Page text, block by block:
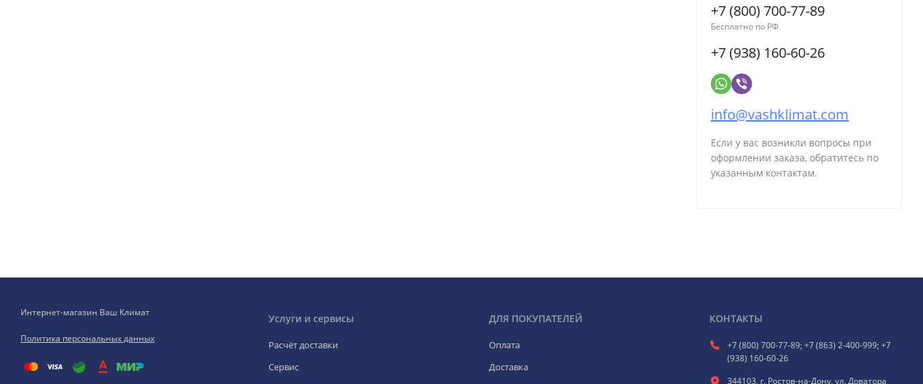
+7 (800) 700-77-89
Бесплатно по РФ
+7 (938) 160-60-26
info@vashklimat.com
Если у вас возникли вопросы при
оформлении заказа, обратитесь по
указанным контактам.
Интернет-магазин Ваш Климат
Политика персональных данных
Услуги и сервисы
Расчёт доставки
Сервис
ДЛЯ ПОКУПАТЕЛЕЙ
Оплата
Доставка
КОНТАКТЫ
+7 (800) 700-77-89; +7 (863) 2-400-999; +7
(938) 160-60-26
344103, г. Ростов-на-Дону, ул. Доватора